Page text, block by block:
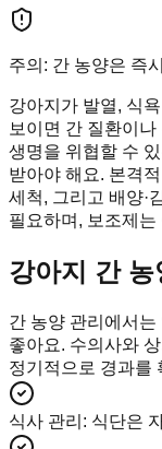
주의: 간 농양은 즉
강아지가 발열, 식
보이면 간 질환이
생명을 위협할 수
받아야 해요. 본격
세척, 그리고 배양·
필요하며, 보조제
강아지 간 농
간 농양 관리에서는
좋아요. 수의사와
정기적으로 경과를
식사 관리 : 식단은